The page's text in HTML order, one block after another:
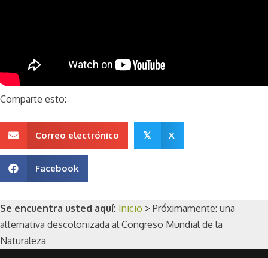
Comparte esto:
Correo electrónico 𝕏 X
Facebook
Se encuentra usted aquí: Inicio > Próximamente: una
alternativa descolonizada al Congreso Mundial de la
Naturaleza